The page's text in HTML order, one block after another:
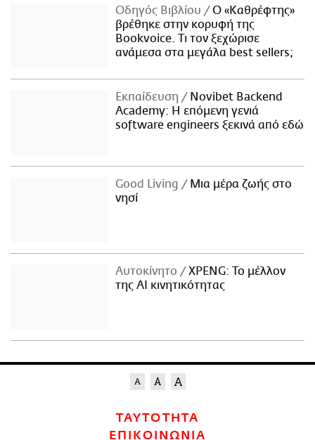
Οδηγός Βιβλίου
Ο «Καθρέφτης»
βρέθηκε στην κορυφή της
Bookvoice. Τι τον ξεχώρισε
ανάμεσα στα μεγάλα best sellers;
Εκπαίδευση
Novibet Backend
Academy: Η επόμενη γενιά
software engineers ξεκινά από εδώ
Good Living
Μια μέρα ζωής στο
νησί
Αυτοκίνητο
XPENG: Το μέλλον
της AI κινητικότητας
ΤΑΥΤΟΤΗΤΑ
ΕΠΙΚΟΙΝΩΝΙΑ